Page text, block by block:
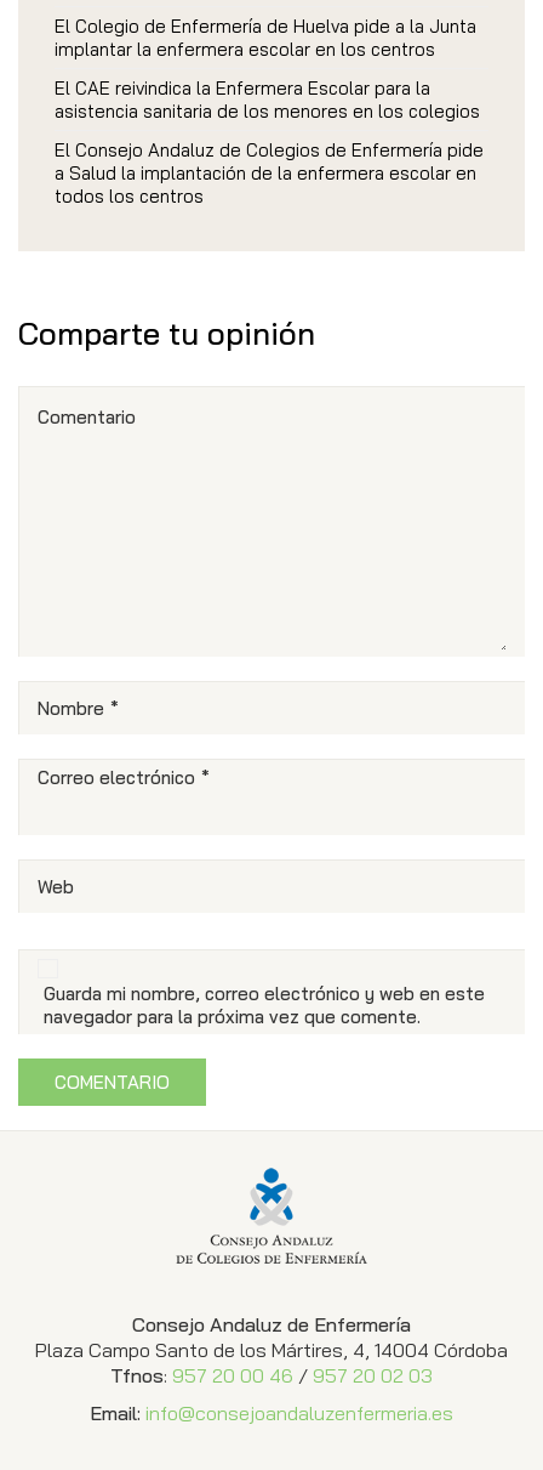
El Colegio de Enfermería de Huelva pide a la Junta
implantar la enfermera escolar en los centros
El CAE reivindica la Enfermera Escolar para la
asistencia sanitaria de los menores en los colegios
El Consejo Andaluz de Colegios de Enfermería pide
a Salud la implantación de la enfermera escolar en
todos los centros
Comparte tu opinión
Comentario
Nombre *
Correo electrónico *
Web
Guarda mi nombre, correo electrónico y web en este
navegador para la próxima vez que comente.
Consejo Andaluz de Enfermería
Plaza Campo Santo de los Mártires, 4, 14004 Córdoba
Tfnos: 957 20 00 46 / 957 20 02 03
Email: info@consejoandaluzenfermeria.es